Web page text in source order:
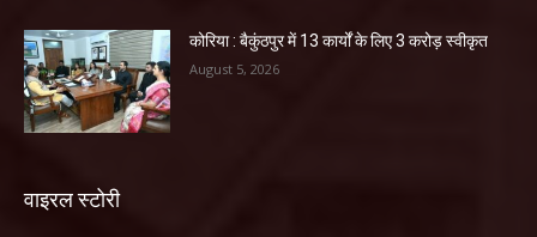
कोरिया : बैकुंठपुर में 13 कार्यों के लिए 3 करोड़ स्वीकृत
August 5, 2026
वाइरल स्टोरी